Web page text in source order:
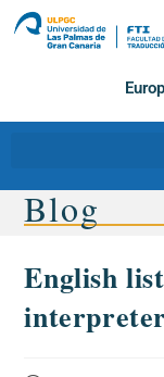
Blog
English